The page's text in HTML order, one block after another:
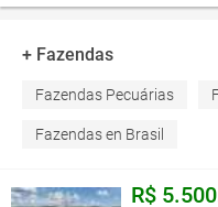
+ Fazendas
Fazendas Pecuárias
Fazendas en Brasil
R$